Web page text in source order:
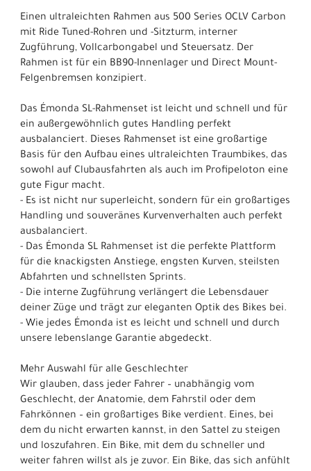
Einen ultraleichten Rahmen aus 500 Series OCLV Carbon
mit Ride Tuned-Rohren und -Sitzturm, interner
Zugführung, Vollcarbongabel und Steuersatz. Der
Rahmen ist für ein BB90-Innenlager und Direct Mount-
Felgenbremsen konzipiert.
Das Émonda SL-Rahmenset ist leicht und schnell und für
ein außergewöhnlich gutes Handling perfekt
ausbalanciert. Dieses Rahmenset ist eine großartige
Basis für den Aufbau eines ultraleichten Traumbikes, das
sowohl auf Clubausfahrten als auch im Profipeloton eine
gute Figur macht.
- Es ist nicht nur superleicht, sondern für ein großartiges
Handling und souveränes Kurvenverhalten auch perfekt
ausbalanciert.
- Das Émonda SL Rahmenset ist die perfekte Plattform
für die knackigsten Anstiege, engsten Kurven, steilsten
Abfahrten und schnellsten Sprints.
- Die interne Zugführung verlängert die Lebensdauer
deiner Züge und trägt zur eleganten Optik des Bikes bei.
- Wie jedes Émonda ist es leicht und schnell und durch
unsere lebenslange Garantie abgedeckt.
Mehr Auswahl für alle Geschlechter
Wir glauben, dass jeder Fahrer – unabhängig vom
Geschlecht, der Anatomie, dem Fahrstil oder dem
Fahrkönnen – ein großartiges Bike verdient. Eines, bei
dem du nicht erwarten kannst, in den Sattel zu steigen
und loszufahren. Ein Bike, mit dem du schneller und
weiter fahren willst als je zuvor. Ein Bike, das sich anfühlt